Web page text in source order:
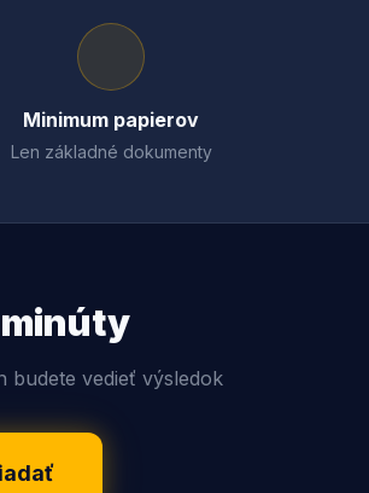
Minimum papierov
Len základné dokumenty
budete vedieť výsledok